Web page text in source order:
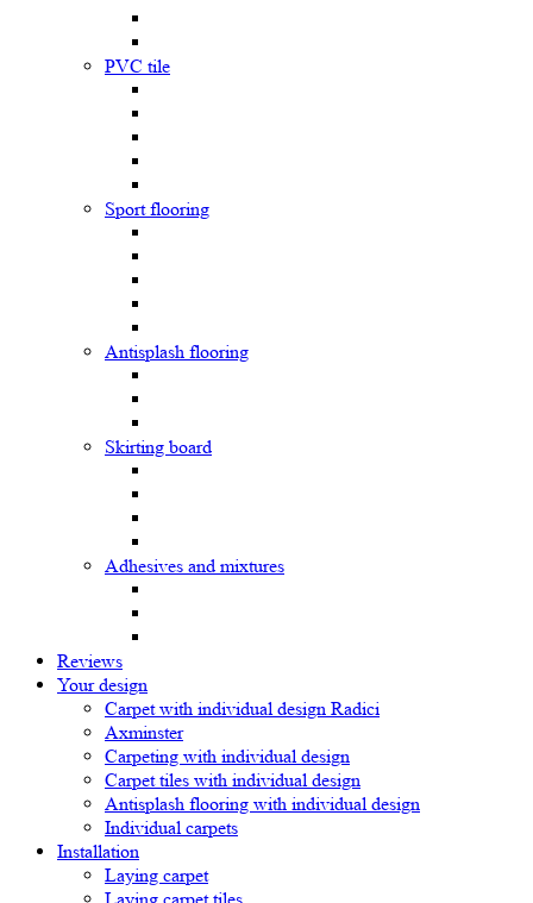
PVC tile
Sport flooring
Antisplash flooring
Skirting board
Adhesives and mixtures
Reviews
Your design
Carpet with individual design Radici
Axminster
Carpeting with individual design
Carpet tiles with individual design
Antisplash flooring with individual design
Individual carpets
Installation
Laying carpet